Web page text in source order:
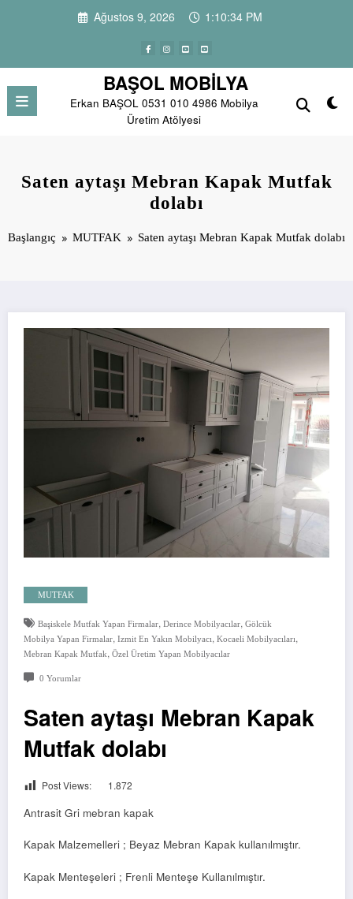
Ağustos 9, 2026 1:10:34 PM
BAŞOL MOBİLYA
Erkan BAŞOL 0531 010 4986 Mobilya
Üretim Atölyesi
Saten aytaşı Mebran Kapak Mutfak
dolabı
Başlangıç MUTFAK Saten aytaşı Mebran Kapak Mutfak dolabı
MUTFAK
Başiskele Mutfak Yapan Firmalar, Derince Mobilyacılar, Gölcük
Mobilya Yapan Firmalar, Izmit En Yakın Mobilyacı, Kocaeli Mobilyacıları,
Mebran Kapak Mutfak, Özel Üretim Yapan Mobilyacılar
0 Yorumlar
Saten aytaşı Mebran Kapak
Mutfak dolabı
Post Views: 1.872
Antrasit Gri mebran kapak
Kapak Malzemelleri ; Beyaz Mebran Kapak kullanılmıştır.
Kapak Menteşeleri ; Frenli Menteşe Kullanılmıştır.